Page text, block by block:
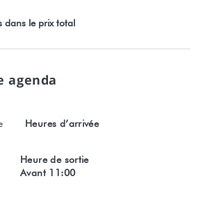
dans le prix total
agenda
Heures d’arrivée
Heure de sortie
Avant 11:00